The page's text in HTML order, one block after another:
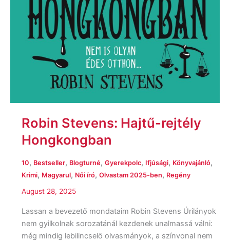
Robin Stevens: Hajtű-rejtély
Hongkongban
10, Bestseller, Blogturné, Gyerekpolc, Ifjúsági, Könyvajánló,
Krimi, Magyarul, Női író, Olvastam 2025-ben, Regény
August 28, 2025
Lassan a bevezető mondataim Robin Stevens Úrilányok
nem gyilkolnak sorozatánál kezdenek unalmassá válni:
még mindig lebilincselő olvasmányok, a színvonal nem